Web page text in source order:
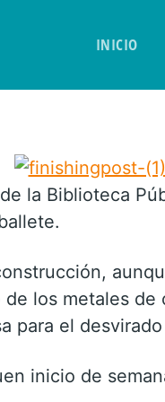
INICIO
la Biblioteca
los metales
para el
inicio de